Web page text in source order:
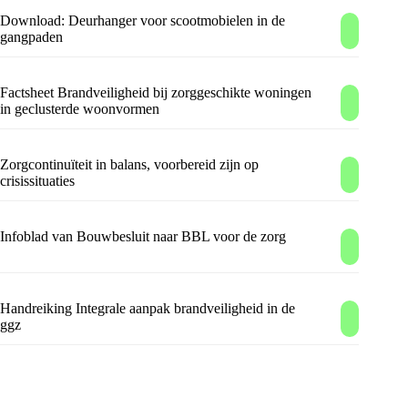
Download: Deurhanger voor scootmobielen in de
gangpaden
Factsheet Brandveiligheid bij zorggeschikte woningen
in geclusterde woonvormen
Zorgcontinuïteit in balans, voorbereid zijn op
crisissituaties
Infoblad van Bouwbesluit naar BBL voor de zorg
Handreiking Integrale aanpak brandveiligheid in de
ggz